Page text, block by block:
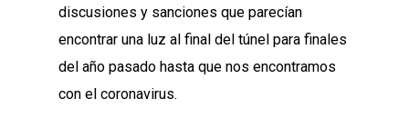
discusiones y sanciones que parecían
encontrar una luz al final del túnel para finales
del año pasado hasta que nos encontramos
con el coronavirus.